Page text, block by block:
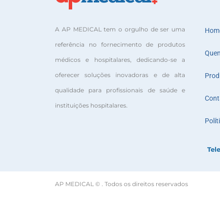
A AP MEDICAL tem o orgulho de ser uma
referência no fornecimento de produtos
médicos e hospitalares, dedicando-se a
oferecer soluções inovadoras e de alta
qualidade para profissionais de saúde e
instituições hospitalares.
AP MEDICAL © . Todos os direitos reservados